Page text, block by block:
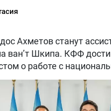
Ахметов станут
ван’т Шкипа. КФФ
о работе с